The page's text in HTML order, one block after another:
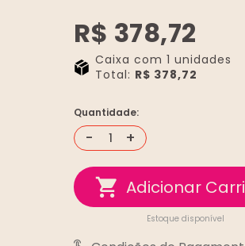
R$ 378,72
Caixa com 1 unidades
Total: R$ 378,72
Quantidade:
- +
Estoque disponível